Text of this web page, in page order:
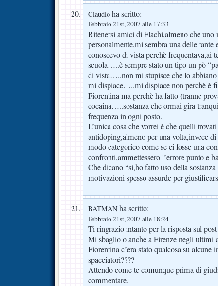
Claudio ha scritto:
Febbraio 21st, 2007 alle 17:33
Ritenersi amici di Flachi,almeno che uno
personalmente,mi sembra una delle
conoscevo di vista perchè frequentava,ai
scuola…..è sempre stato un tipo un pò
di vista…..non mi stupisce che lo abbiano
mi dispiace…..mi dispiace non perchè è
Fiorentina ma perchè ha fatto (tranne
cocaina…..sostanza che ormai gira
frequenza in ogni posto.
L’unica cosa che vorrei è che quelli
antidoping,almeno per una volta,invece
modo categorico come se ci fosse una
confronti,ammettessero l’errore punto e
Che dicano “si,ho fatto uso della
motivazioni spesso assurde per
BATMAN ha scritto:
Febbraio 21st, 2007 alle 18:24
Ti ringrazio intanto per la risposta sul post
Mi sbaglio o anche a Firenze negli ultimi
Fiorentina c’era stato qualcosa su alcune
spacciatori????
Attendo come te comunque prima di
commentare.